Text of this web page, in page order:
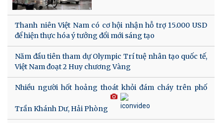
Thanh niên Việt Nam có cơ hội nhận hỗ trợ 15.000 USD
để hiện thực hóa ý tưởng đổi mới sáng tạo
Năm đầu tiên tham dự Olympic Trí tuệ nhân tạo quốc tế,
Việt Nam đoạt 2 Huy chương Vàng
Nhiều người hốt hoảng thoát khỏi đám cháy trên phố
Trần Khánh Dư, Hải Phòng